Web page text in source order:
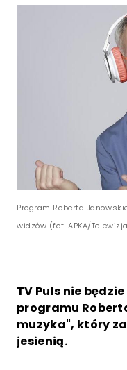
Program Roberta
widzów (fot. APKA/
TV Puls nie
programu
muzyka", który
jesienią.